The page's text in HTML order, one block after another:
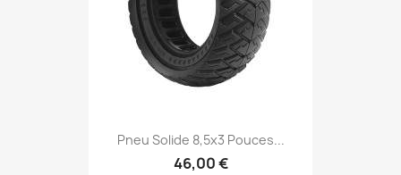
Pneu Solide 8,5x3 Pouces...
46,00 €